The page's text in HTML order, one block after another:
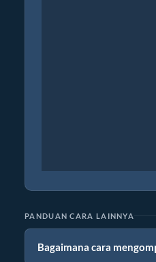
PANDUAN CARA LAINNYA
Bagaimana cara